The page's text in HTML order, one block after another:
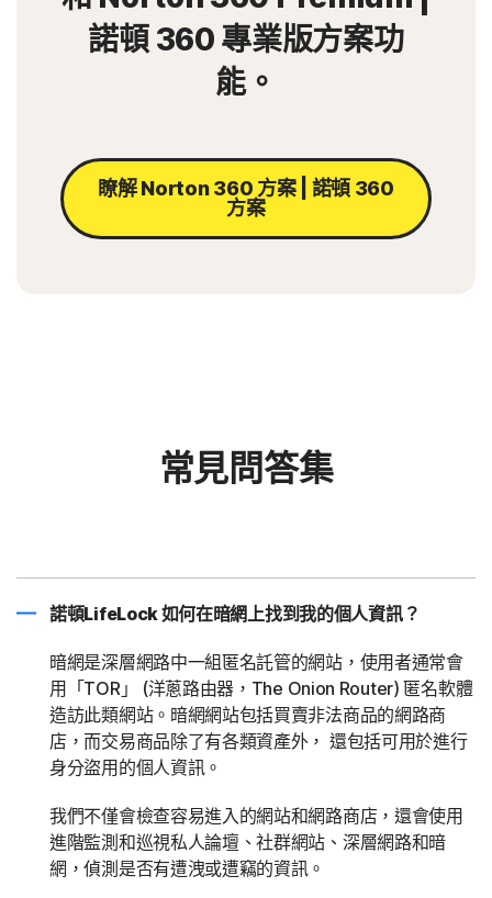
諾頓 360 專業版方案功
能。
瞭解 Norton 360 方案 | 諾頓 360
方案
常見問答集
諾頓LifeLock 如何在暗網上找到我的個人資訊？
暗網是深層網路中一組匿名託管的網站，使用者通常會
用「TOR」 (洋蔥路由器，The Onion Router) 匿名軟體
造訪此類網站。暗網網站包括買賣非法商品的網路商
店，而交易商品除了有各類資產外， 還包括可用於進行
身分盜用的個人資訊。
我們不僅會檢查容易進入的網站和網路商店，還會使用
進階監測和巡視私人論壇、社群網站、深層網路和暗
網，偵測是否有遭洩或遭竊的資訊。